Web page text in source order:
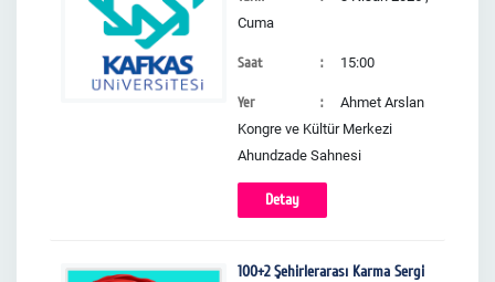
Cuma
Saat 15:00
Yer
Ahmet Arslan
Kongre ve Kültür Merkezi
Ahundzade Sahnesi
Detay
100+2 Şehirlerarası Karma Sergi